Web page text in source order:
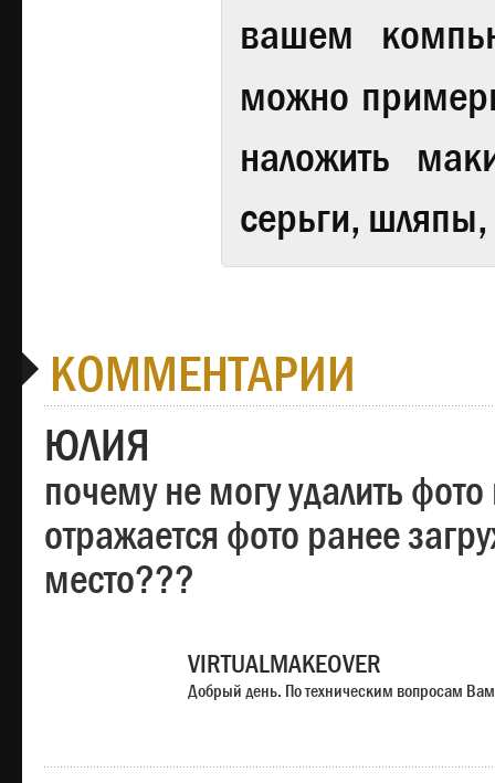
вашем
можно
наложить
серьги,
КОММЕНТАРИИ
ЮЛИЯ
почему не могу удалить
отражается фото ранее
место???
VIRTUALMAKEOVER
Добрый день. По техническим вопросам